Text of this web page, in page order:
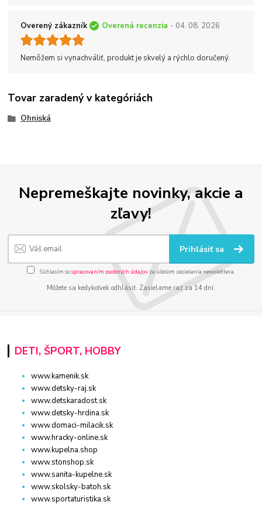
Overený zákazník Overená recenzia - 04. 08. 2026
Nemôžem si vynachváliť, produkt je skvelý a rýchlo doručený.
Tovar zaradený v kategóriách
Ohniská
Nepremeškajte novinky, akcie a
zľavy!
Prihlásiť sa
Súhlasím sospracovaním osobných údajov za účelom zasielania newslettera.
Môžete sa kedykoľvek odhlásiť. Zasielame raz za 14 dní.
DETI, ŠPORT, HOBBY
www.kamenik.sk
www.detsky-raj.sk
www.detskaradost.sk
www.detsky-hrdina.sk
www.domaci-milacik.sk
www.hracky-online.sk
www.kupelna.shop
www.stonshop.sk
www.sanita-kupelne.sk
www.skolsky-batoh.sk
www.sportaturistika.sk